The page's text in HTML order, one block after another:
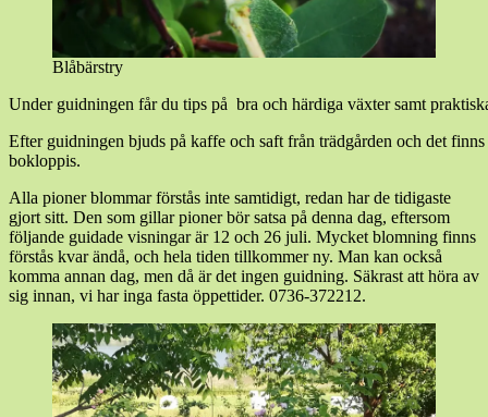
Blåbärstry
Under guidningen får du tips på bra och härdiga växter samt
Efter guidningen bjuds på kaffe och saft från trädgården och det
bokloppis.
Alla pioner blommar förstås inte samtidigt, redan har de tidigaste
gjort sitt. Den som gillar pioner bör satsa på denna dag, eftersom
följande guidade visningar är 12 och 26 juli. Mycket blomning finns
förstås kvar ändå, och hela tiden tillkommer ny. Man kan också
komma annan dag, men då är det ingen guidning. Säkrast att höra av
sig innan, vi har inga fasta öppettider. 0736-372212.